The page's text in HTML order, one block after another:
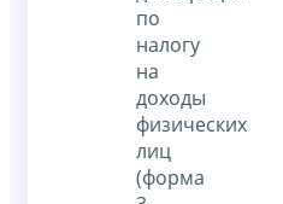
по
налогу
на
доходы
физических
лиц
(форма